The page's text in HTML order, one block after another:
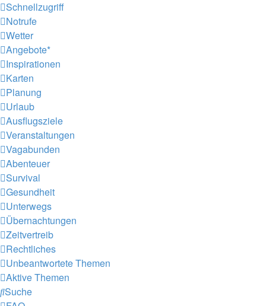
Schnellzugriff
Notrufe
Wetter
Angebote*
Inspirationen
Karten
Planung
Urlaub
Ausflugsziele
Veranstaltungen
Vagabunden
Abenteuer
Survival
Gesundheit
Unterwegs
Übernachtungen
Zeitvertreib
Rechtliches
Unbeantwortete Themen
Aktive Themen
Suche